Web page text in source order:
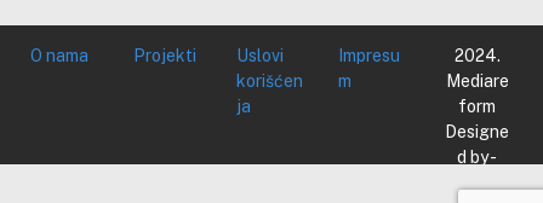
O nama Projekti
Uslovi
korišćen
ja
Impresu
m
2024.
Mediare
form
Designe
d by -